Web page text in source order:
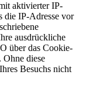
aktivierter IP-
die IP-Adresse vor
ausdrückliche
über das Cookie-
Ohne diese
Besuchs nicht